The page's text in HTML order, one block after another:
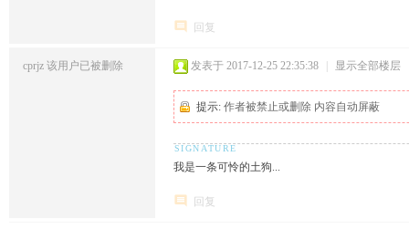
回复
cprjz 该用户已被删除 发表于 2017-12-25 22:35:38 | 显示全部楼层
提示: 作者被禁止或删除 内容自动屏蔽
我是一条可怜的土狗...
回复